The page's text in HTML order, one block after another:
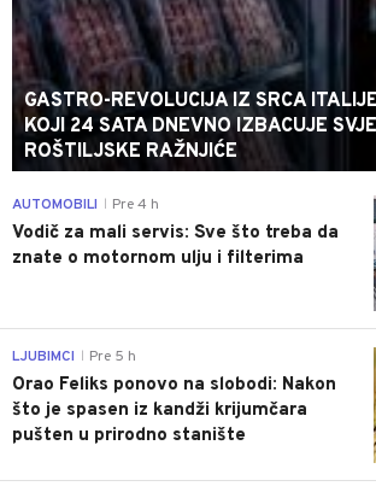
GASTRO-REVOLUCIJA IZ SRCA
KOJI 24 SATA DNEVNO IZBACUJE
ROŠTILJSKE RAŽNJIĆE
AUTOMOBILI Pre 4 h
Vodič za mali servis: Sve što treba da
znate o motornom ulju i filterima
LJUBIMCI Pre 5 h
Orao Feliks ponovo na slobodi: Nakon
što je spasen iz kandži krijumčara
pušten u prirodno stanište